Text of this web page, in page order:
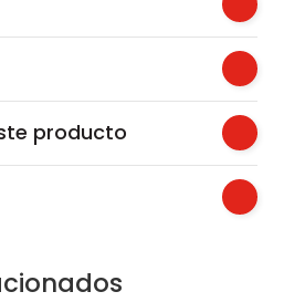
producto